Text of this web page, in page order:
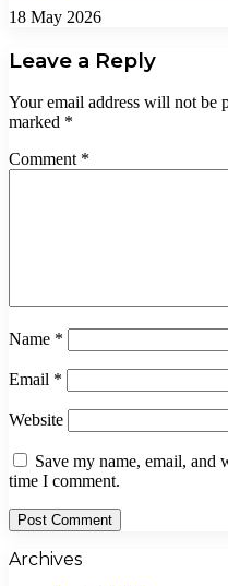
18 May 2026
Leave a Reply
Your email address will not be
marked *
Comment *
Name *
Email *
Website
Save my name, email, and
time I comment.
Archives